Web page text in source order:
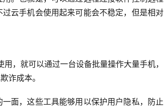
云手机会使用起来可能会不稳定，但是相对
，就可以通过一台设备批量操作大量手机，
诈成本。
面，这些工具能够用以保护用户隐私，防止